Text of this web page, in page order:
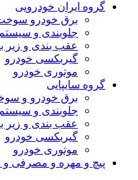
گروه ایران خودرویی
برق خودرو
جلوبندی و
عقب بندی و زیر
گیربکسی خودرو
موتوری خودرو
گروه سایپایی
برق خودرو و
جلوبندی و
عقب بندی و زیر
گیربکسی خودرو
موتوری خودرو
پیچ و مهره و مصرفی